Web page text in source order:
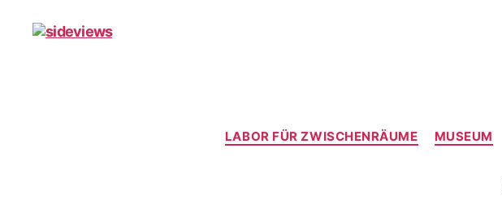
LABOR FÜR ZWISCHENRÄUME MUSEUM